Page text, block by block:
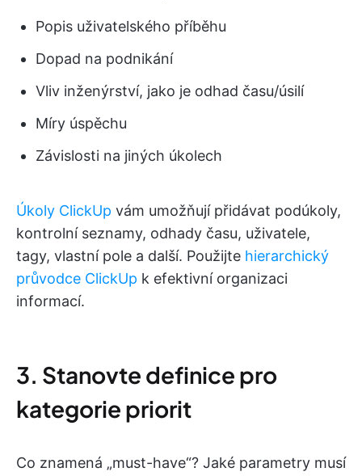
Popis uživatelského příběhu
Dopad na podnikání
Vliv inženýrství, jako je odhad času/úsilí
Míry úspěchu
Závislosti na jiných úkolech
Úkoly ClickUp vám umožňují přidávat podúkoly,
kontrolní seznamy, odhady času, uživatele,
tagy, vlastní pole a další. Použijte hierarchický
průvodce ClickUp k efektivní organizaci
informací.
3. Stanovte definice pro
kategorie priorit
Co znamená „must-have“? Jaké parametry musí